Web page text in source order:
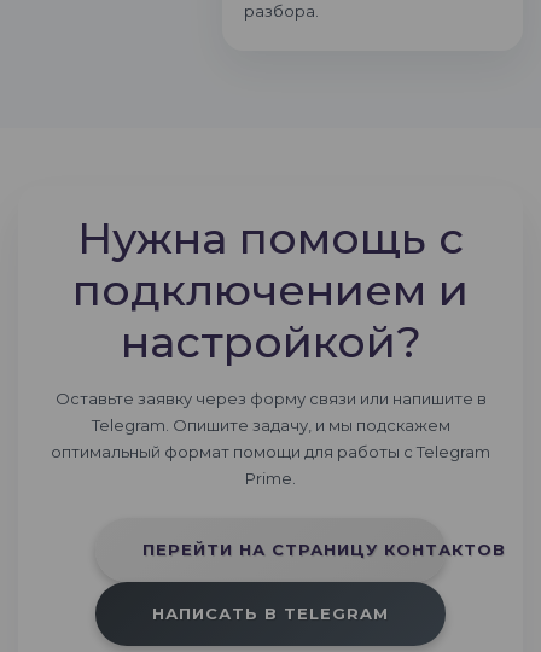
разбора.
Нужна помощь с
подключением и
настройкой?
Оставьте заявку через форму связи или напишите в
Telegram. Опишите задачу, и мы подскажем
оптимальный формат помощи для работы с Telegram
Prime.
ПЕРЕЙТИ НА СТРАНИЦУ КОНТАКТОВ
НАПИСАТЬ В TELEGRAM